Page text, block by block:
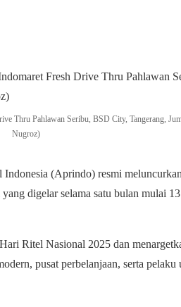
Thru Pahlawan Seribu, BSD City, Tangerang,
Nugroz)
Indonesia (Aprindo) resmi
digelar selama satu bulan mulai
Ritel Nasional 2025 dan
pusat perbelanjaan, serta pelaku